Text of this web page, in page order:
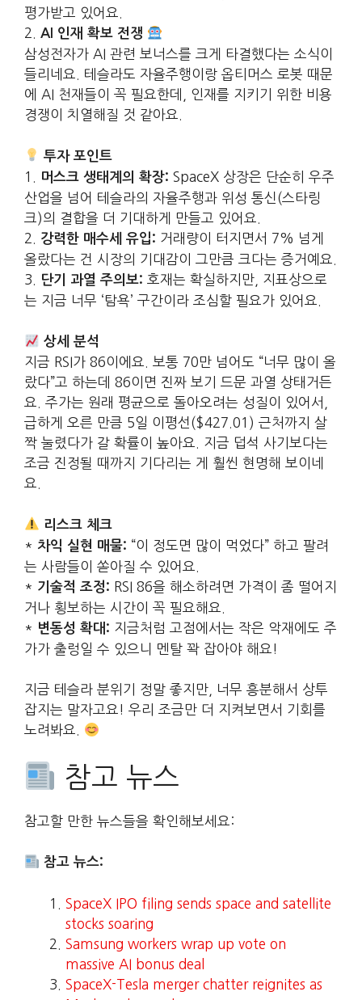
평가받고 있어요.
2. AI 인재 확보 전쟁
삼성전자가 AI 관련 보너스를 크게 타결했다는 소식이
들리네요. 테슬라도 자율주행이랑 옵티머스 로봇 때문
에 AI 천재들이 꼭 필요한데, 인재를 지키기 위한 비용
경쟁이 치열해질 것 같아요.
투자 포인트
1.
머스크 생태계의 확장: SpaceX 상장은 단순히 우주
산업을 넘어 테슬라의 자율주행과 위성 통신(스타링
크)의 결합을 더 기대하게 만들고 있어요.
2. 강력한 매수세 유입: 거래량이 터지면서 7% 넘게
올랐다는 건 시장의 기대감이 그만큼 크다는 증거예요.
3.
단기 과열 주의보: 호재는 확실하지만, 지표상으로
는 지금 너무 ‘탐욕’ 구간이라 조심할 필요가 있어요.
상세 분석
지금 RSI가 86이에요. 보통 70만 넘어도 “너무 많이 올
랐다”고 하는데 86이면 진짜 보기 드문 과열 상태거든
요. 주가는 원래 평균으로 돌아오려는 성질이 있어서,
급하게 오른 만큼 5일 이평선($427.01) 근처까지 살
짝 눌렸다가 갈 확률이 높아요. 지금 덥석 사기보다는
조금 진정될 때까지 기다리는 게 훨씬 현명해 보이네
요.
리스크 체크
* 차익 실현 매물: “이 정도면 많이 먹었다” 하고 팔려
는 사람들이 쏟아질 수 있어요.
* 기술적 조정: RSI 86을 해소하려면 가격이 좀 떨어지
거나 횡보하는 시간이 꼭 필요해요.
* 변동성 확대: 지금처럼 고점에서는 작은 악재에도 주
가가 출렁일 수 있으니 멘탈 꽉 잡아야 해요!
지금 테슬라 분위기 정말 좋지만, 너무 흥분해서 상투
잡지는 말자고요! 우리 조금만 더 지켜보면서 기회를
노려봐요.
참고 뉴스
참고할 만한 뉴스들을 확인해보세요:
참고 뉴스:
SpaceX IPO filing sends space and satellite
stocks soaring
Samsung workers wrap up vote on
massive AI bonus deal
SpaceX-Tesla merger chatter reignites as